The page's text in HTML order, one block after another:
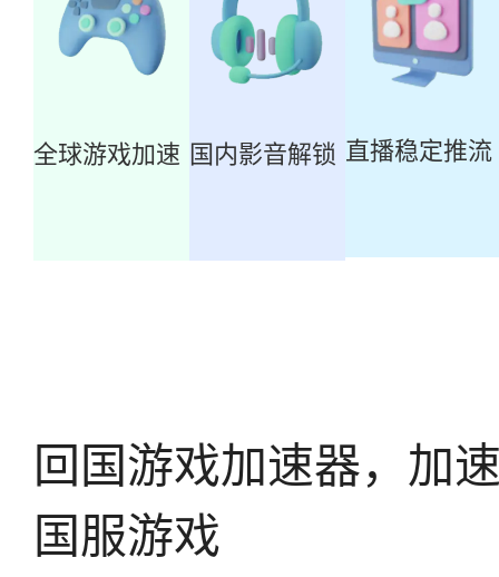
全球游戏加速 国内影音解锁 直播稳定推流
回国游戏加速器，加
国服游戏